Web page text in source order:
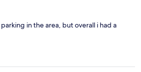
in the area, but overall i had a